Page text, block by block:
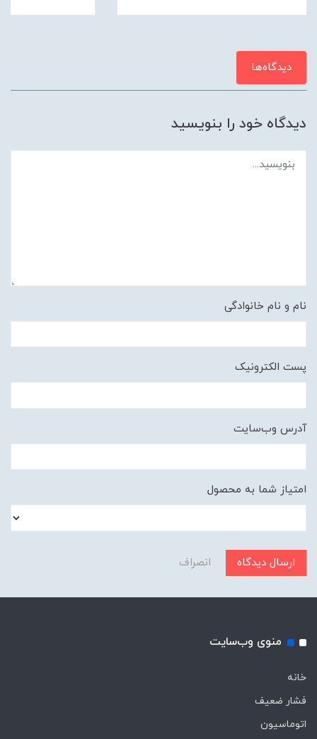
دیدگاه‌ها
دیدگاه خود را بنویسید
نام و نام خانوادگی
پست الکترونیک
آدرس وب‌سایت
امتیاز شما به محصول
ارسال دیدگاه انصراف
منوی وب‌سایت
خانه
فشار ضعیف
اتوماسیون